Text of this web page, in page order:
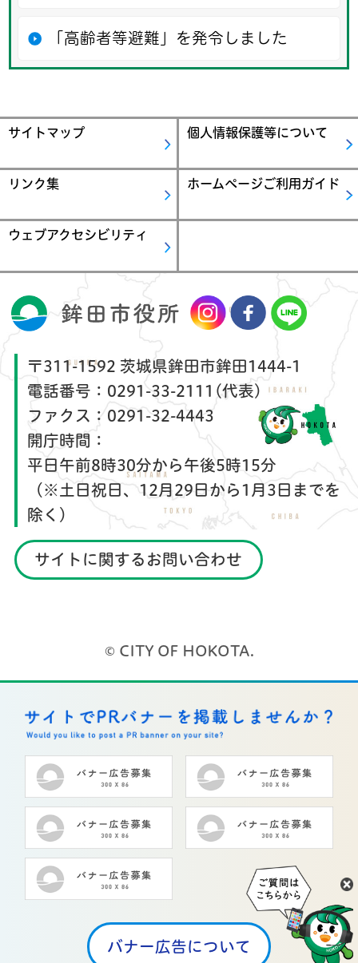
「高齢者等避難」を発令しました
サイトマップ 個人情報保護等について
リンク集 ホームページご利用ガイド
ウェブアクセシビリティ
〒311-1592 茨城県鉾田市鉾田1444-1
電話番号： 0291-33-2111(代表)
ファクス： 0291-32-4443
開庁時間：
平日午前8時30分から午後5時15分
（※土日祝日、12月29日から1月3日までを
除く）
サイトに関するお問い合わせ
© CITY OF HOKOTA.
バナー広告について